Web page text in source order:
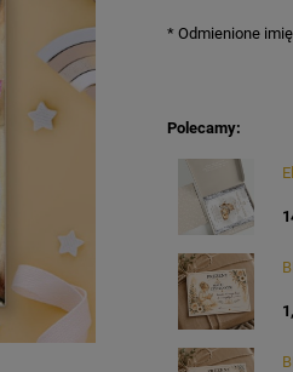
* Odmienione
Polecamy: